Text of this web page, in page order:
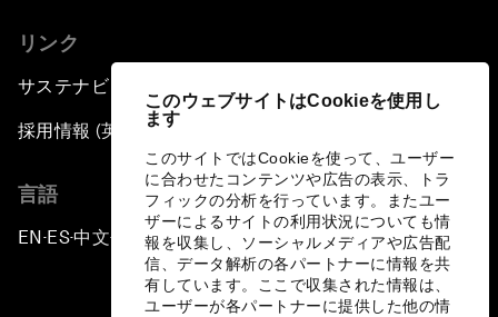
このウェブサイトはCookieを使用し
ます
このサイトではCookieを使って、ユーザー
に合わせたコンテンツや広告の表示、トラ
フィックの分析を行っています。またユー
ザーによるサイトの利用状況についても情
報を収集し、ソーシャルメディアや広告配
信、データ解析の各パートナーに情報を共
有しています。ここで収集された情報は、
ユーザーが各パートナーに提供した他の情
リンク
サステナビリティへの取り組み
採用情報 (英語のみ)
言語
EN ▪ES▪中文▪ 日本語